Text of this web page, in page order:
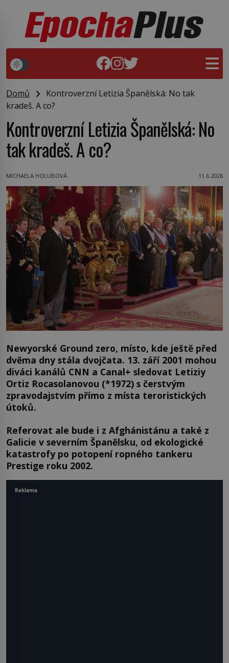
Domů
Kontroverzní Letizia Španělská: No tak
kradeš. A co?
Kontroverzní Letizia Španělská: No
tak kradeš. A co?
MICHAELA HOLUBOVÁ 11.6.2026
Newyorské Ground zero, místo, kde ještě před
dvěma dny stála dvojčata. 13. září 2001 mohou
diváci kanálů CNN a Canal+ sledovat Letiziy
Ortiz Rocasolanovou (*1972) s čerstvým
zpravodajstvím přímo z místa teroristických
útoků.
Referovat ale bude i z Afghánistánu a také z
Galicie v severním Španělsku, od ekologické
katastrofy po potopení ropného tankeru
Prestige roku 2002.
Reklama